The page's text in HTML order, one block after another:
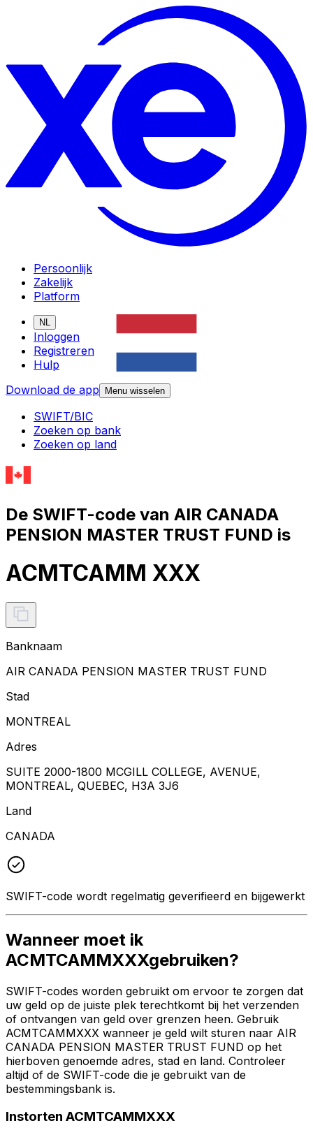
Persoonlijk
Zakelijk
Platform
NL
Inloggen
Registreren
Hulp
Download de app
Menu wisselen
SWIFT/BIC
Zoeken op bank
Zoeken op land
De SWIFT-code van AIR CANADA
PENSION MASTER TRUST FUND is
ACMTCAMM XXX
Banknaam
AIR CANADA PENSION MASTER TRUST FUND
Stad
MONTREAL
Adres
SUITE 2000-1800 MCGILL COLLEGE, AVENUE,
MONTREAL, QUEBEC, H3A 3J6
Land
CANADA
SWIFT-code wordt regelmatig geverifieerd en bijgewerkt
Wanneer moet ik
ACMTCAMMXXXgebruiken?
SWIFT-codes worden gebruikt om ervoor te zorgen dat
uw geld op de juiste plek terechtkomt bij het verzenden
of ontvangen van geld over grenzen heen. Gebruik
ACMTCAMMXXX wanneer je geld wilt sturen naar AIR
CANADA PENSION MASTER TRUST FUND op het
hierboven genoemde adres, stad en land. Controleer
altijd of de SWIFT-code die je gebruikt van de
bestemmingsbank is.
Instorten ACMTCAMMXXX